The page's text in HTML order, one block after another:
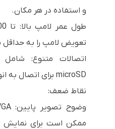
و استفاده در هر مکان.
تعویض لامپ را به حداقل
microSD برای اتصال به انواع دستگاه‌ها.
نقاط ضعف:
ممکن است برای نمایش